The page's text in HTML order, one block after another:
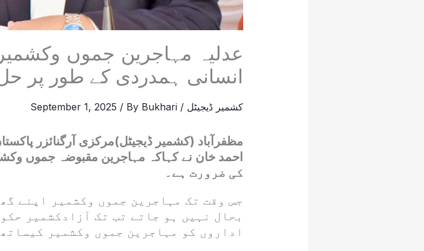
عدلیہ مہاجرین جموں
انسانی ہمدردی کے طور پر
کشمیر ڈیجیٹل /
September 1, 2025 / By Bukhari
مظفرآباد (کشمیر ڈیجیٹل)مرکزی آرگنائزر
کی ضرورت ہے۔
جس وقت تک مہاجرین جموں وکشمیر اپنے
بحال نہیں ہو جاتے تب تک آزادکشمیر
اداروں کو مہاجرین جموں وکشمیر